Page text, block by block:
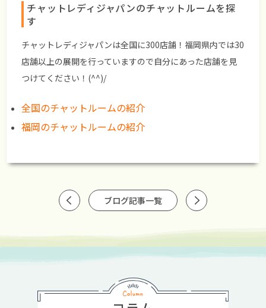
チャットレディジャパンのチャットルームを探
す
チャットレディジャパンは全国に300店舗！福岡県内では30
店舗以上の展開を行っていますので自分にあった店舗を見
つけてください！(^^)/
全国のチャットルームの紹介
福岡のチャットルームの紹介
ブログ記事一覧